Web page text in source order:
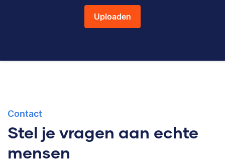
Uploaden
Contact
Stel je vragen aan echte
mensen